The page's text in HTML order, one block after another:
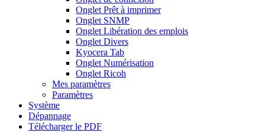
Onglet Prêt à imprimer
Onglet SNMP
Onglet Libération des emplois
Onglet Divers
Kyocera Tab
Onglet Numérisation
Onglet Ricoh
Mes paramètres
Paramètres
Système
Dépannage
Télécharger le PDF